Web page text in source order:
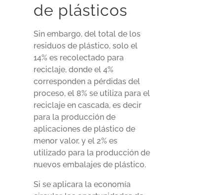
de plásticos
Sin embargo, del total de los
residuos de plástico, solo el
14% es recolectado para
reciclaje, donde el 4%
corresponden a pérdidas del
proceso, el 8% se utiliza para el
reciclaje en cascada, es decir
para la producción de
aplicaciones de plástico de
menor valor, y el 2% es
utilizado para la producción de
nuevos embalajes de plástico.
Si se aplicara la economía